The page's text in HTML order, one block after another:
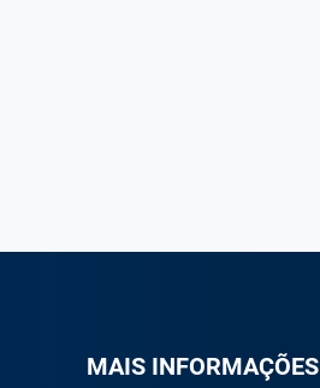
MAIS INFORMAÇÕES